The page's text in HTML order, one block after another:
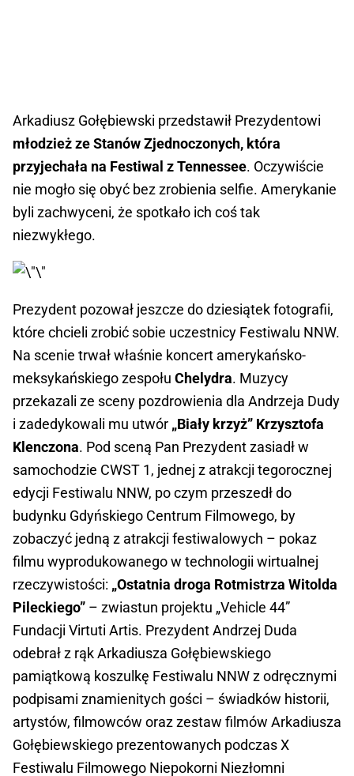
Arkadiusz Gołębiewski przedstawił Prezydentowi
młodzież ze Stanów Zjednoczonych, która
przyjechała na Festiwal z Tennessee. Oczywiście
nie mogło się obyć bez zrobienia selfie. Amerykanie
byli zachwyceni, że spotkało ich coś tak
niezwykłego.
Prezydent pozował jeszcze do dziesiątek fotografii,
które chcieli zrobić sobie uczestnicy Festiwalu NNW.
Na scenie trwał właśnie koncert amerykańsko-
meksykańskiego zespołu Chelydra. Muzycy
przekazali ze sceny pozdrowienia dla Andrzeja Dudy
i zadedykowali mu utwór „Biały krzyż” Krzysztofa
Klenczona. Pod sceną Pan Prezydent zasiadł w
samochodzie CWST 1, jednej z atrakcji tegorocznej
edycji Festiwalu NNW, po czym przeszedł do
budynku Gdyńskiego Centrum Filmowego, by
zobaczyć jedną z atrakcji festiwalowych – pokaz
filmu wyprodukowanego w technologii wirtualnej
rzeczywistości: „Ostatnia droga Rotmistrza Witolda
Pileckiego” – zwiastun projektu „Vehicle 44”
Fundacji Virtuti Artis. Prezydent Andrzej Duda
odebrał z rąk Arkadiusza Gołębiewskiego
pamiątkową koszulkę Festiwalu NNW z odręcznymi
podpisami znamienitych gości – świadków historii,
artystów, filmowców oraz zestaw filmów Arkadiusza
Gołębiewskiego prezentowanych podczas X
Festiwalu Filmowego Niepokorni Niezłomni